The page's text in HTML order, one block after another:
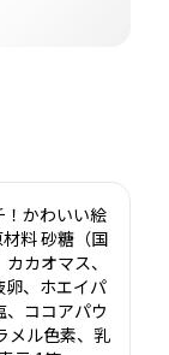
！かわいい絵
料 砂糖（国
カオマス、
卵、ホエイパ
ココアパウ
メル色素、乳